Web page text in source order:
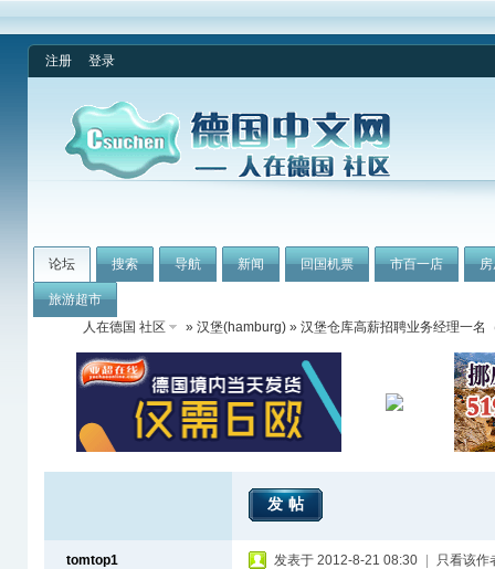
注册 登录
论坛 搜索 导航 新闻 回国机票 市百一店
旅游超市
人在德国 社区
» 汉堡(hamburg) » 汉堡仓库高薪招聘业务经理一名
发帖
tomtop1 发表于 2012-8-21 08:30 只看该作